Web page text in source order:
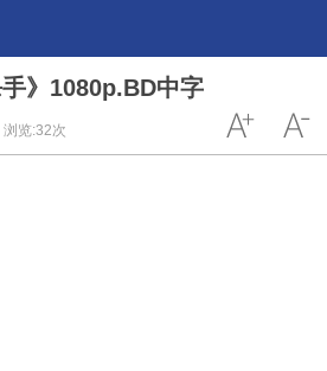
》1080p.BD中字
浏览:32次